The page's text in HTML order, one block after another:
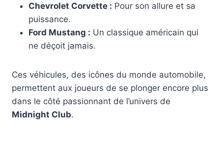
Chevrolet Corvette : Pour son allure et sa
puissance.
Ford Mustang : Un classique américain qui
ne déçoit jamais.
Ces véhicules, des icônes du monde automobile,
permettent aux joueurs de se plonger encore plus
dans le côté passionnant de l’univers de
Midnight Club.